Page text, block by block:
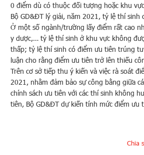
0 điểm dù có thuộc đối tượng hoặc khu
Bộ GD&ĐT lý giải, năm 2021, tỷ lệ thí sinh
Ở một số ngành/trường lấy điểm rất cao
y dược,… tỷ lệ thí sinh ở khu vực không
thấp; tỷ lệ thí sinh có điểm ưu tiên trúng
luận cho rằng điểm ưu tiên trở lên thiếu
Trên cơ sở tiếp thu ý kiến và việc rà soát
2021, nhằm đảm bảo sự công bằng giữa
chính sách ưu tiên với các thí sinh không
tiên, Bộ GD&ĐT dự kiến tính mức điểm ưu
Chia